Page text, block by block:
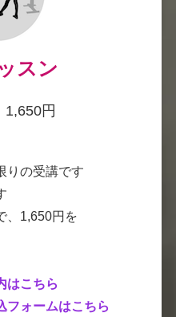
スン
1,650円
りの受講です
、1,650円を
はこちら
フォームはこちら